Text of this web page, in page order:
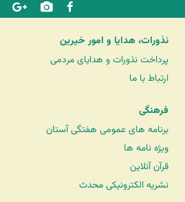
نذورات، هدایا و امور خیرین
پرداخت نذورات و هدایای مردمی
ارتباط با ما
فرهنگی
برنامه های عمومی هفتگی آستان
ویژه نامه ها
قرآن آنلاین
نشریه الکترونیکی محدث